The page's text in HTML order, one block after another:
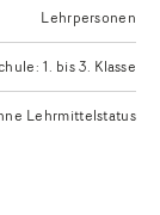
Lehrpersonen
1. bis 3. Klasse
Lehrmittelstatus